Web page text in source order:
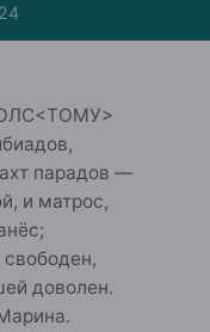
парадов —
и матрос,
доволен.